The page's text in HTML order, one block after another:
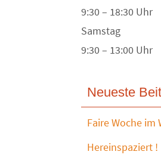
9:30 – 18:30 Uhr
Samstag
9:30 – 13:00 Uhr
Neueste
Faire Woche
Hereinspaziert !